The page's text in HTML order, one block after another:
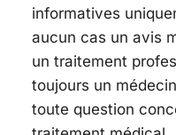
informatives
aucun cas un avis
un traitement
toujours un
toute question